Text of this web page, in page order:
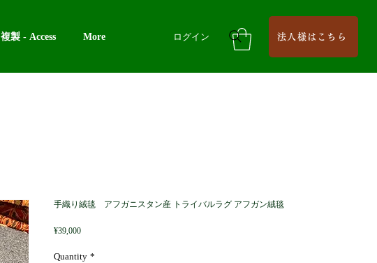
ログイン
複製 - Access More 法人様はこちら
手織り絨毯 アフガニスタン産 トライバルラグ アフガン絨毯
¥39,000Price
Quantity *